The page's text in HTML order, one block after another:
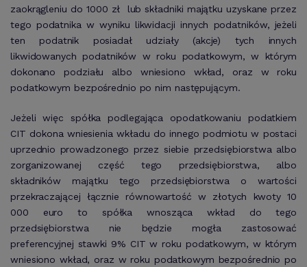
zaokrągleniu do 1000 zł lub składniki majątku uzyskane przez
tego podatnika w wyniku likwidacji innych podatników, jeżeli
ten podatnik posiadał udziały (akcje) tych innych
likwidowanych podatników w roku podatkowym, w którym
dokonano podziału albo wniesiono wkład, oraz w roku
podatkowym bezpośrednio po nim następującym.
Jeżeli więc spółka podlegająca opodatkowaniu podatkiem
CIT dokona wniesienia wkładu do innego podmiotu w postaci
uprzednio prowadzonego przez siebie przedsiębiorstwa albo
zorganizowanej część tego przedsiębiorstwa, albo
składników majątku tego przedsiębiorstwa o wartości
przekraczającej łącznie równowartość w złotych kwoty 10
000 euro to spółka wnosząca wkład do tego
przedsiębiorstwa nie będzie mogła zastosować
preferencyjnej stawki 9% CIT w roku podatkowym, w którym
wniesiono wkład, oraz w roku podatkowym bezpośrednio po